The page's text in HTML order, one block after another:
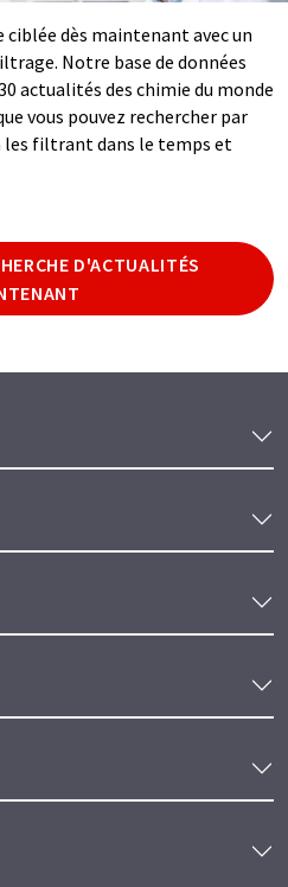
dès maintenant avec un
Notre base de données
actualités des chimie du monde
vous pouvez rechercher par
filtrant dans le temps et
D'ACTUALITÉS